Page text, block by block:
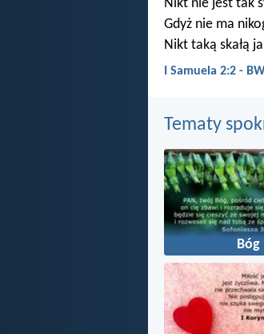
Nikt nie jest tak
Gdyż nie ma
Nikt taką skałą
I Samuela 2:2 -
Tematy
Bóg